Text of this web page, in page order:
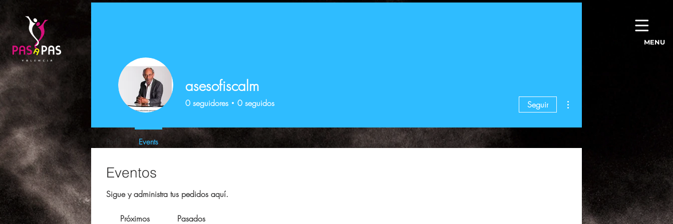
MENU
Eventos
Sigue y administra tus pedidos aquí.
Próximos Pasados
asesofiscalm
0 seguidores 0 seguidos Seguir
Perfil Events